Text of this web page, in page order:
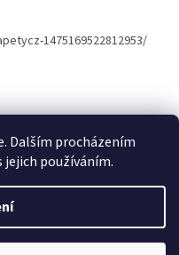
Dalším procházením
používáním.
1475169522812953/